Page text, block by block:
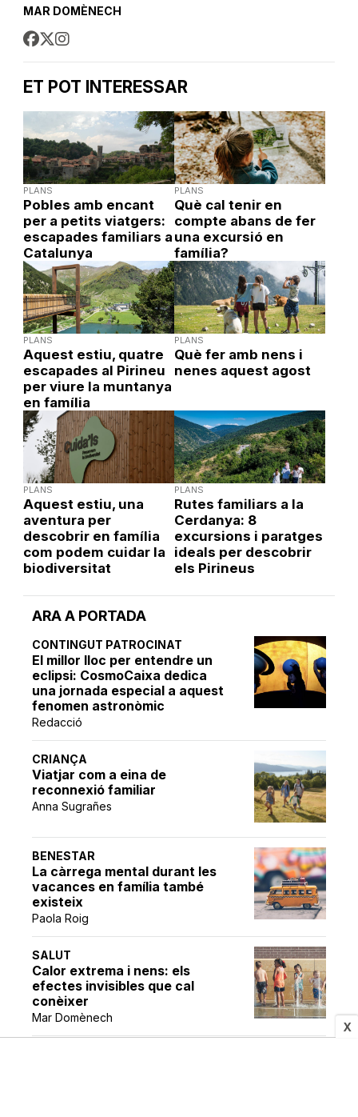
X
ARA A PORTADA
CONTINGUT PATROCINAT
El millor lloc per entendre un
eclipsi: CosmoCaixa dedica
una jornada especial a aquest
fenomen astronòmic
Redacció
CRIANÇA
Viatjar com a eina de
reconnexió familiar
Anna Sugrañes
BENESTAR
La càrrega mental durant les
vacances en família també
existeix
Paola Roig
SALUT
Calor extrema i nens: els
efectes invisibles que cal
conèixer
Mar Domènech
MAR DOMÈNECH
ET POT INTERESSAR
PLANS
Pobles amb encant
per a petits viatgers:
escapades familiars a
Catalunya
PLANS
Què cal tenir en
compte abans de fer
una excursió en
família?
PLANS
Aquest estiu, quatre
escapades al Pirineu
per viure la muntanya
en família
PLANS
Què fer amb nens i
nenes aquest agost
PLANS
Aquest estiu, una
aventura per
descobrir en família
com podem cuidar la
biodiversitat
PLANS
Rutes familiars a la
Cerdanya: 8
excursions i paratges
ideals per descobrir
els Pirineus